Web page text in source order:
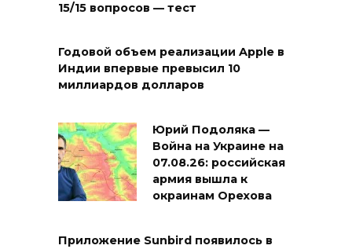
15/15 вопросов — тест
Годовой объем реализации Apple в
Индии впервые превысил 10
миллиардов долларов
Юрий Подоляка —
Война на Украине на
07.08.26: российская
армия вышла к
окраинам Орехова
Приложение Sunbird появилось в